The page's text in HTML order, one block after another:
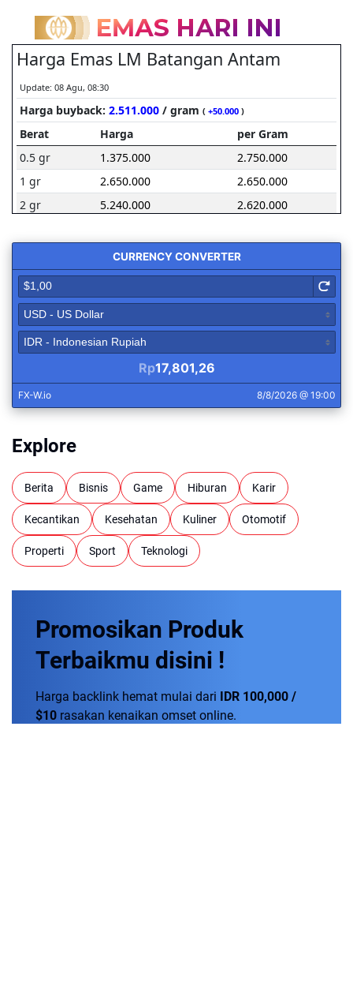
Explore
Berita Bisnis Game Hiburan Karir
Kecantikan Kesehatan Kuliner Otomotif
Properti Sport Teknologi
Promosikan Produk
Terbaikmu disini !
Harga backlink hemat mulai dari
IDR 100,000 /
$10 rasakan kenaikan omset online.